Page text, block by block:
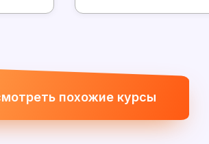
похожие курсы